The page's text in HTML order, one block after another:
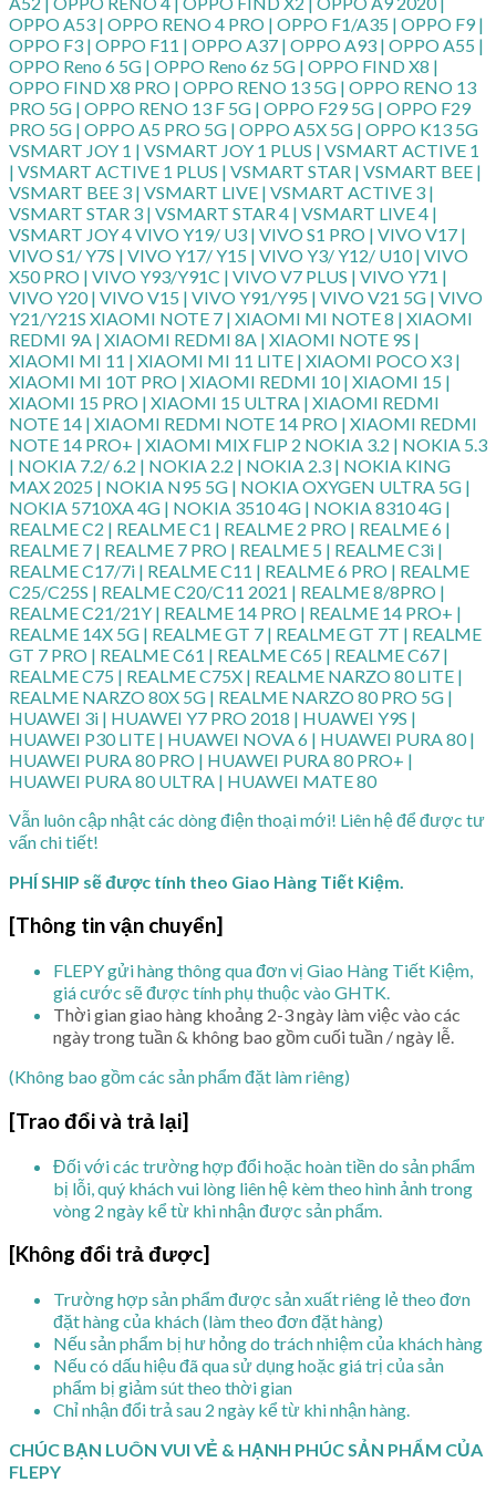
OPPO A53 | OPPO RENO 4 PRO | OPPO F1/A35 | OPPO F9 |
OPPO F3 | OPPO F11 | OPPO A37 | OPPO A93 | OPPO A55 |
OPPO Reno 6 5G | OPPO Reno 6z 5G | OPPO FIND X8 |
OPPO FIND X8 PRO | OPPO RENO 13 5G | OPPO RENO 13
PRO 5G | OPPO RENO 13 F 5G | OPPO F29 5G | OPPO F29
PRO 5G | OPPO A5 PRO 5G | OPPO A5X 5G | OPPO K13 5G
VSMART JOY 1 | VSMART JOY 1 PLUS | VSMART ACTIVE 1
| VSMART ACTIVE 1 PLUS | VSMART STAR | VSMART BEE |
VSMART BEE 3 | VSMART LIVE | VSMART ACTIVE 3 |
VSMART STAR 3 | VSMART STAR 4 | VSMART LIVE 4 |
VSMART JOY 4 VIVO Y19/ U3 | VIVO S1 PRO | VIVO V17 |
VIVO S1/ Y7S | VIVO Y17/ Y15 | VIVO Y3/ Y12/ U10 | VIVO
X50 PRO | VIVO Y93/Y91C | VIVO V7 PLUS | VIVO Y71 |
VIVO Y20 | VIVO V15 | VIVO Y91/Y95 | VIVO V21 5G | VIVO
Y21/Y21S XIAOMI NOTE 7 | XIAOMI MI NOTE 8 | XIAOMI
REDMI 9A | XIAOMI REDMI 8A | XIAOMI NOTE 9S |
XIAOMI MI 11 | XIAOMI MI 11 LITE | XIAOMI POCO X3 |
XIAOMI MI 10T PRO | XIAOMI REDMI 10 | XIAOMI 15 |
XIAOMI 15 PRO | XIAOMI 15 ULTRA | XIAOMI REDMI
NOTE 14 | XIAOMI REDMI NOTE 14 PRO | XIAOMI REDMI
NOTE 14 PRO+ | XIAOMI MIX FLIP 2 NOKIA 3.2 | NOKIA 5.3
| NOKIA 7.2/ 6.2 | NOKIA 2.2 | NOKIA 2.3 | NOKIA KING
MAX 2025 | NOKIA N95 5G | NOKIA OXYGEN ULTRA 5G |
NOKIA 5710XA 4G | NOKIA 3510 4G | NOKIA 8310 4G |
REALME C2 | REALME C1 | REALME 2 PRO | REALME 6 |
REALME 7 | REALME 7 PRO | REALME 5 | REALME C3i |
REALME C17/7i | REALME C11 | REALME 6 PRO | REALME
C25/C25S | REALME C20/C11 2021 | REALME 8/8PRO |
REALME C21/21Y | REALME 14 PRO | REALME 14 PRO+ |
REALME 14X 5G | REALME GT 7 | REALME GT 7T | REALME
GT 7 PRO | REALME C61 | REALME C65 | REALME C67 |
REALME C75 | REALME C75X | REALME NARZO 80 LITE |
REALME NARZO 80X 5G | REALME NARZO 80 PRO 5G |
HUAWEI 3i | HUAWEI Y7 PRO 2018 | HUAWEI Y9S |
HUAWEI P30 LITE | HUAWEI NOVA 6 | HUAWEI PURA 80 |
HUAWEI PURA 80 PRO | HUAWEI PURA 80 PRO+ |
HUAWEI PURA 80 ULTRA | HUAWEI MATE 80
Vẫn luôn cập nhật các dòng điện thoại mới! Liên hệ để được tư
vấn chi tiết!
PHÍ SHIP sẽ được tính theo Giao Hàng Tiết Kiệm.
[Thông tin vận chuyển]
FLEPY gửi hàng thông qua đơn vị Giao Hàng Tiết Kiệm,
giá cước sẽ được tính phụ thuộc vào GHTK.
Thời gian giao hàng khoảng 2-3 ngày làm việc vào các
ngày trong tuần & không bao gồm cuối tuần / ngày lễ.
(Không bao gồm các sản phẩm đặt làm riêng)
[Trao đổi và trả lại]
Đối với các trường hợp đổi hoặc hoàn tiền do sản phẩm
bị lỗi, quý khách vui lòng liên hệ kèm theo hình ảnh trong
vòng 2 ngày kể từ khi nhận được sản phẩm.
[Không đổi trả được]
Trường hợp sản phẩm được sản xuất riêng lẻ theo đơn
đặt hàng của khách (làm theo đơn đặt hàng)
Nếu sản phẩm bị hư hỏng do trách nhiệm của khách hàng
Nếu có dấu hiệu đã qua sử dụng hoặc giá trị của sản
phẩm bị giảm sút theo thời gian
Chỉ nhận đổi trả sau 2 ngày kể từ khi nhận hàng.
CHÚC BẠN LUÔN VUI VẺ & HẠNH PHÚC SẢN PHẨM CỦA
FLEPY